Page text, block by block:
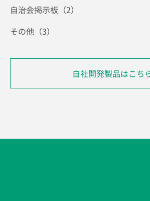
自治会掲示板（2）
その他（3）
自社開発製品はこち